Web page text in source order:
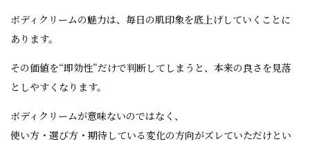
ボディクリームの魅力は、毎日の肌印象を底上げしていくことに
あります。
その価値を“即効性”だけで判断してしまうと、本来の良さを見落
としやすくなります。
ボディクリームが意味ないのではなく、
使い方・選び方・期待している変化の方向がズレていただけとい